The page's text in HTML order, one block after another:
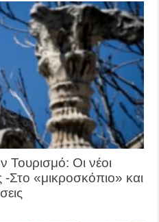
Τουρισμό: Οι νέοι
-Στο «μικροσκόπιο» και